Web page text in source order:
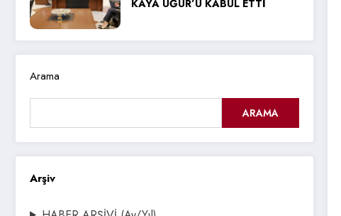
KAYA UĞUR’U KABUL ETTİ
Arama
ARAMA
Arşiv